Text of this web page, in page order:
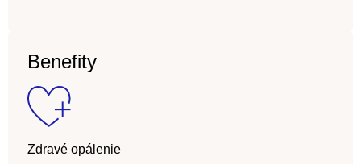
Benefity
Zdravé opálenie